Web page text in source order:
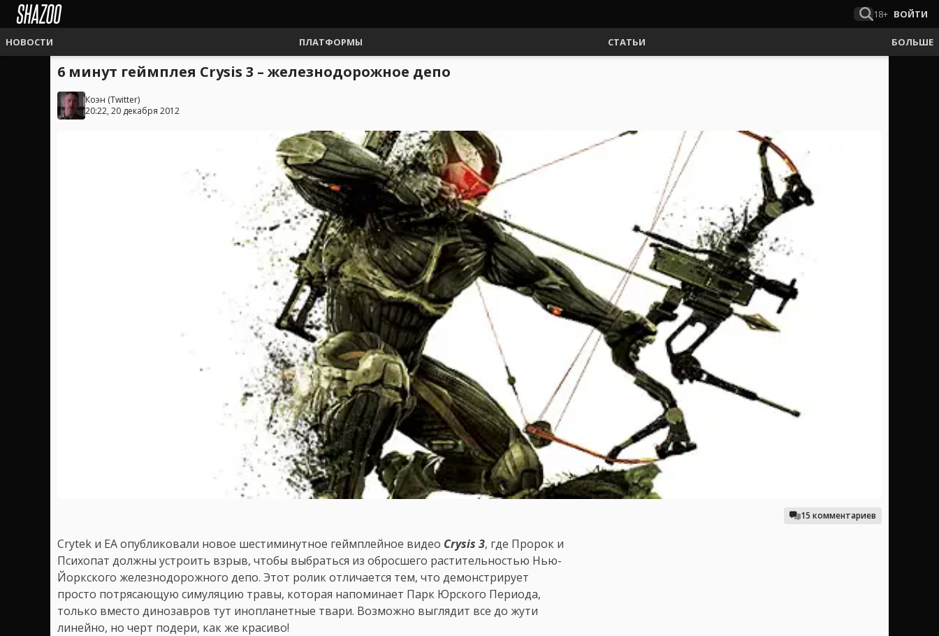
18+ ВОЙТИ
НОВОСТИ ПЛАТФОРМЫ СТАТЬИ БОЛЬШЕ
6 минут геймплея Crysis 3 – железнодорожное депо
Коэн (Twitter)
20:22, 20 декабря 2012
15 комментариев
Crytek и EA опубликовали новое шестиминутное геймплейное видео Crysis 3, где Пророк и
Психопат должны устроить взрыв, чтобы выбраться из обросшего растительностью Нью-
Йоркского железнодорожного депо. Этот ролик отличается тем, что демонстрирует
просто потрясающую симуляцию травы, которая напоминает Парк Юрского Периода,
только вместо динозавров тут инопланетные твари. Возможно выглядит все до жути
линейно, но черт подери, как же красиво!